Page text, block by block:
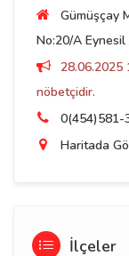
Gümüşçay
No:20/A Eynesil
28.06.2025
nöbetçidir.
0(454)581-
Haritada
İlçeler